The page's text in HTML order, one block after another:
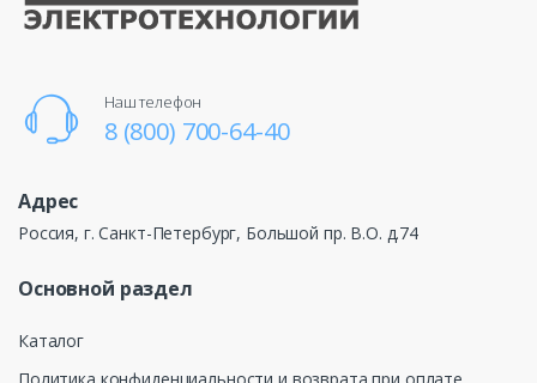
Наш телефон
8 (800) 700-64-40
Адрес
Россия, г. Санкт-Петербург, Большой пр. В.О. д.74
Основной раздел
Каталог
Политика конфиденциальности и возврата при оплате